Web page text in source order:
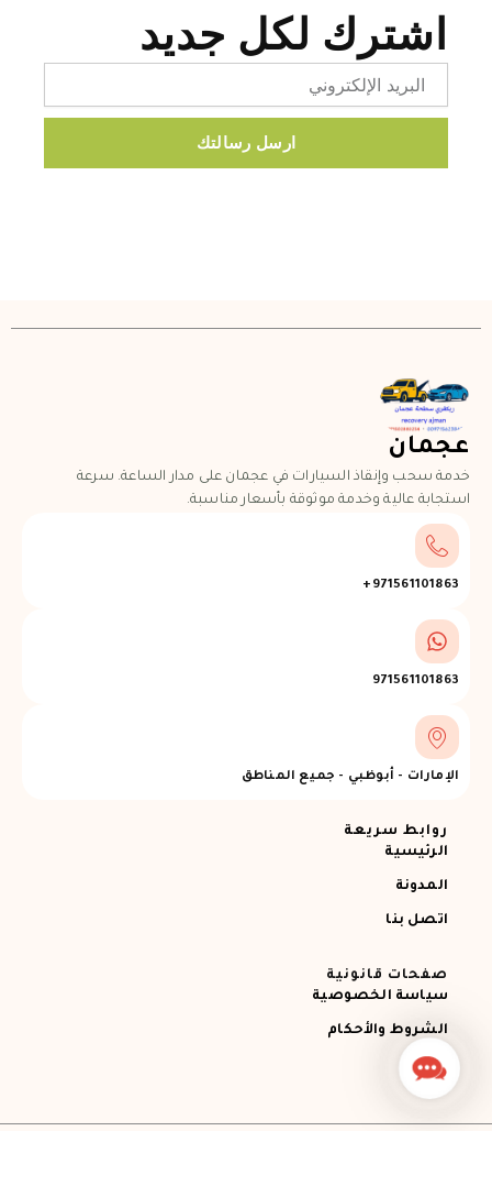
اشترك لكل جديد
ارسل رسالتك
عجمان
خدمة سحب وإنقاذ السيارات في عجمان على مدار الساعة. سرعة
استجابة عالية وخدمة موثوقة بأسعار مناسبة.
971561101863+
971561101863
الإمارات - أبوظبي - جميع المناطق
روابط سريعة
الرئيسية
المدونة
اتصل بنا
صفحات قانونية
سياسة الخصوصية
الشروط والأحكام
Contact
Us